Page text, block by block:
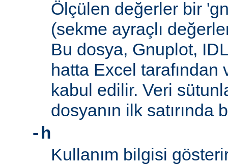
Ölçülen değerler bir
(sekme ayraçlı
Bu dosya, Gnuplot,
hatta Excel tarafından
kabul edilir. Veri
dosyanın ilk satırında
-h
Kullanım bilgisi